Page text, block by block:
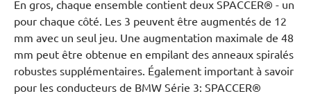
En gros, chaque ensemble contient deux SPACCER® - un
pour chaque côté. Les 3 peuvent être augmentés de 12
mm avec un seul jeu. Une augmentation maximale de 48
mm peut être obtenue en empilant des anneaux spiralés
robustes supplémentaires. Également important à savoir
pour les conducteurs de BMW Série 3: SPACCER®